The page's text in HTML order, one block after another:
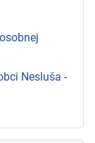
Nesluša -